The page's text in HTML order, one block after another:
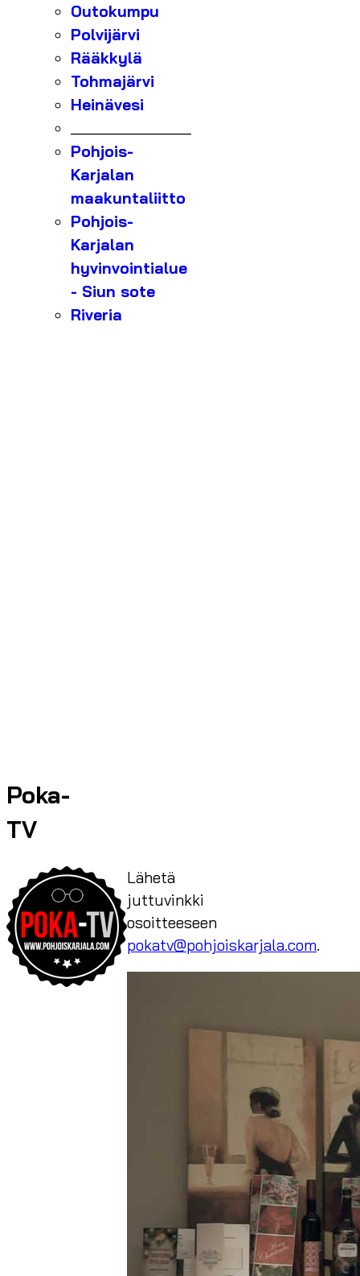
Outokumpu
Polvijärvi
Rääkkylä
Tohmajärvi
Heinävesi
Pohjois-
Karjalan
maakuntaliitto
Pohjois-
Karjalan
hyvinvointialue
- Siun sote
Riveria
Poka-
TV
Lähetä
juttuvinkki
osoitteeseen
pokatv@pohjoiskarjala.com.